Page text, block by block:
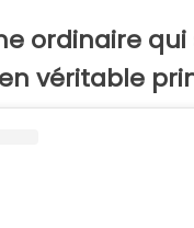
ordinaire qui
véritable